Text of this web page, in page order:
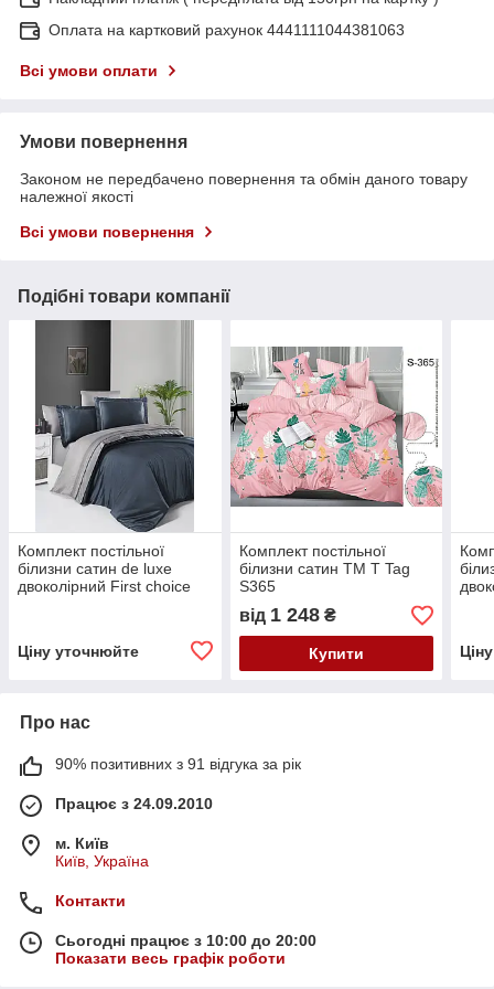
Оплата на картковий рахунок 4441111044381063
Всі умови оплати
Умови повернення
Законом не передбачено повернення та обмін даного товару
належної якості
Всі умови повернення
Подібні товари компанії
Комплект постільної
білизни сатин de luxe
двоколірний First choice
Ціну уточнюйте
Комплект постільної
білизни сатин TM T Tag
S365
від 1 248₴
Купити
Про нас
90% позитивних з 91 відгука за рік
Працює з 24.09.2010
м. Київ
Київ, Україна
Контакти
Сьогодні працює з 10:00 до 20:00
Показати весь графік роботи